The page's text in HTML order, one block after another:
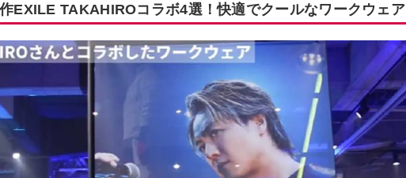
作EXILE TAKAHIROコラボ4選！快適でクールなワークウェア